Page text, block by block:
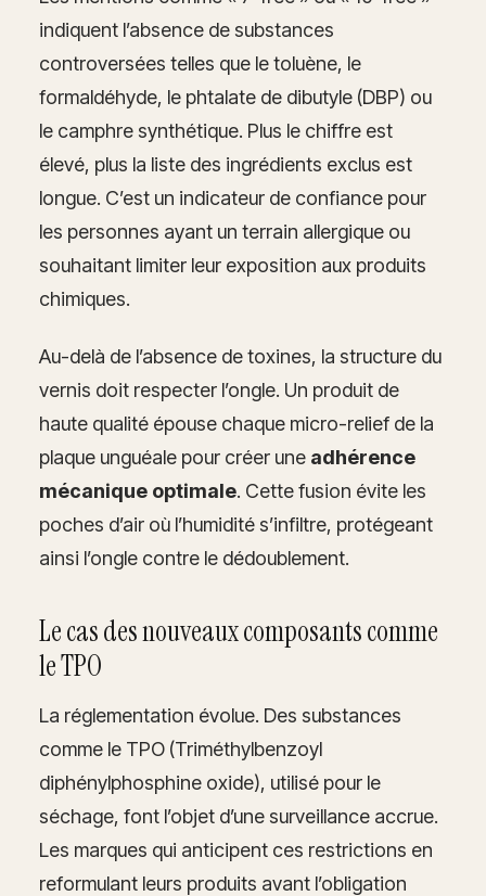
indiquent l’absence de substances
controversées telles que le toluène, le
formaldéhyde, le phtalate de dibutyle (DBP) ou
le camphre synthétique. Plus le chiffre est
élevé, plus la liste des ingrédients exclus est
longue. C’est un indicateur de confiance pour
les personnes ayant un terrain allergique ou
souhaitant limiter leur exposition aux produits
chimiques.
Au-delà de l’absence de toxines, la structure du
vernis doit respecter l’ongle. Un produit de
haute qualité épouse chaque micro-relief de la
plaque unguéale pour créer une adhérence
mécanique optimale. Cette fusion évite les
poches d’air où l’humidité s’infiltre, protégeant
ainsi l’ongle contre le dédoublement.
Le cas des nouveaux composants comme
le TPO
La réglementation évolue. Des substances
comme le TPO (Triméthylbenzoyl
diphénylphosphine oxide), utilisé pour le
séchage, font l’objet d’une surveillance accrue.
Les marques qui anticipent ces restrictions en
reformulant leurs produits avant l’obligation